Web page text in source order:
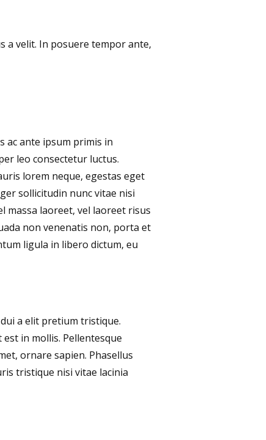
a velit. In posuere tempor ante,
ac ante ipsum primis in
leo consectetur luctus.
lorem neque, egestas eget
sollicitudin nunc vitae nisi
massa laoreet, vel laoreet risus
non venenatis non, porta et
ligula in libero dictum, eu
a elit pretium tristique.
in mollis. Pellentesque
ornare sapien. Phasellus
tristique nisi vitae lacinia